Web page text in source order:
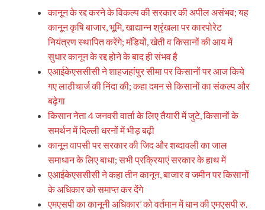
कानून के रद्द करने के विकल्प की सरकार की अपील असंभव; यह
कानून कृषि बाजार, भूमि, खाद्यान्न श्रृंखला पर कारपोरेट
नियंत्रण स्थापित करेंगे; मंडियों, खेती व किसानों की आय में
सुधार कानून के रद्द होने के बाद ही संभव है
एआईकेएससीसी ने शाहजहांपुर सीमा पर किसानों पर आज किये
गए लाठीचार्ज की निंदा की; कहा दमन से किसानों का संकल्प और
बढ़ेगा
किसान नेता 4 जनवरी वार्ता के लिए तैयारी में जुटे, किसानों के
समर्थन में दिल्ली धरनों में भीड़ बढ़ी
कानून वापसी पर सरकार की जिद और शब्दावली का जाल
समाधान के लिए बाधा; सभी प्रक्रियाएं सरकार के हाथ में
एआईकेएससीसी ने कहा तीन कानून, बाजार व जमीन पर किसानों
के अधिकार को समाप्त कर देंगे
एमएसपी का कानूनी अधिकार’ को वर्तमान में धान की एमएसपी रु.